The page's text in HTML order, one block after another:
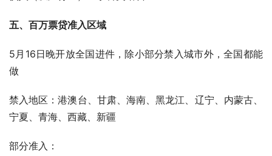
五、百万票贷准入区域
5月16日晚开放全国进件，除小部分禁入城市外，全国都能
做
禁入地区：港澳台、甘肃、海南、黑龙江、辽宁、内蒙古、
宁夏、青海、西藏、新疆
部分准入：